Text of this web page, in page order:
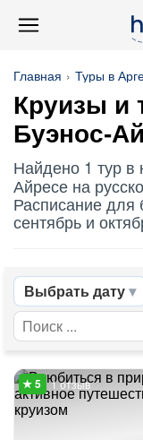
Главная Туры в
Круизы и
Буэнос-
Найдено 1 тур в
Айресе на
Расписание для
сентябрь и
Выбрать дату
1 отзыв